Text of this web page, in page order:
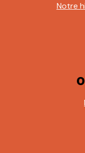
Notre